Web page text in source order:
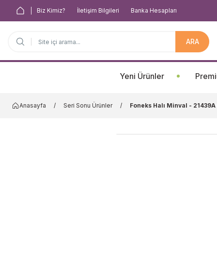
Biz Kimiz? İletişim Bilgileri Banka Hesapları
ARA
Yeni Ürünler
Anasayfa Seri Sonu Ürünler Foneks Halı Minval -